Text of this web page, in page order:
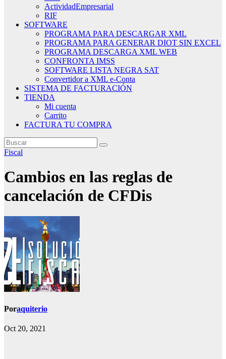
ActividadEmpresarial
RIF
SOFTWARE
PROGRAMA PARA DESCARGAR XML
PROGRAMA PARA GENERAR DIOT SIN EXCEL
PROGRAMA DESCARGA XML WEB
CONFRONTA IMSS
SOFTWARE LISTA NEGRA SAT
Convertidor a XML e-Conta
SISTEMA DE FACTURACIÓN
TIENDA
Mi cuenta
Carrito
FACTURA TU COMPRA
Fiscal
Cambios en las reglas de
cancelación de CFDis
Poraquiterio
Oct 20, 2021